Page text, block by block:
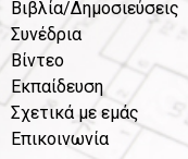
Βιβλία/Δημοσιεύσεις
Συνέδρια
Βίντεο
Εκπαίδευση
Σχετικά με εμάς
Επικοινωνία